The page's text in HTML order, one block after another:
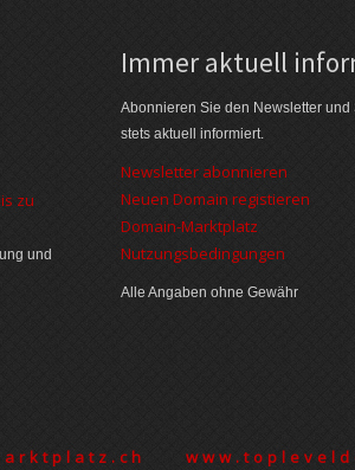
zu
und
Immer aktuell
Abonnieren Sie den Newsletter und
stets aktuell informiert.
Newsletter abonnieren
Neuen Domain registieren
Domain-Marktplatz
Nutzungsbedingungen
Alle Angaben ohne Gewähr